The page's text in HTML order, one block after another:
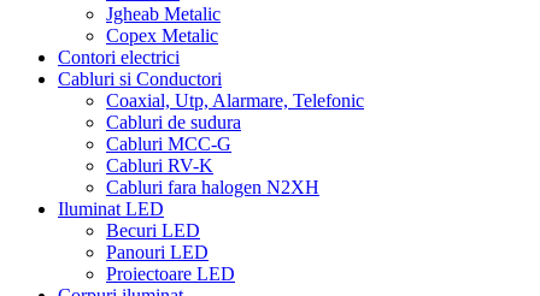
Jgheab Metalic
Copex Metalic
Contori electrici
Cabluri si Conductori
Coaxial, Utp, Alarmare, Telefonic
Cabluri de sudura
Cabluri MCC-G
Cabluri RV-K
Cabluri fara halogen N2XH
Iluminat LED
Becuri LED
Panouri LED
Proiectoare LED